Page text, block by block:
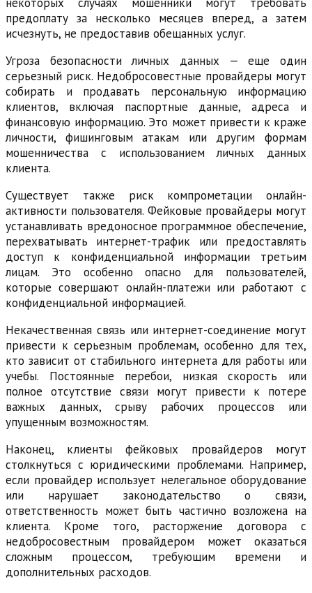
предоплату за несколько месяцев вперед, а затем
исчезнуть, не предоставив обещанных услуг.
Угроза безопасности личных данных — еще один
серьезный риск. Недобросовестные провайдеры могут
собирать и продавать персональную информацию
клиентов, включая паспортные данные, адреса и
финансовую информацию. Это может привести к краже
личности, фишинговым атакам или другим формам
мошенничества с использованием личных данных
клиента.
Существует также риск компрометации онлайн-
активности пользователя. Фейковые провайдеры могут
устанавливать вредоносное программное обеспечение,
перехватывать интернет-трафик или предоставлять
доступ к конфиденциальной информации третьим
лицам. Это особенно опасно для пользователей,
которые совершают онлайн-платежи или работают с
конфиденциальной информацией.
Некачественная связь или интернет-соединение могут
привести к серьезным проблемам, особенно для тех,
кто зависит от стабильного интернета для работы или
учебы. Постоянные перебои, низкая скорость или
полное отсутствие связи могут привести к потере
важных данных, срыву рабочих процессов или
упущенным возможностям.
Наконец, клиенты фейковых провайдеров могут
столкнуться с юридическими проблемами. Например,
если провайдер использует нелегальное оборудование
или нарушает законодательство о связи,
ответственность может быть частично возложена на
клиента. Кроме того, расторжение договора с
недобросовестным провайдером может оказаться
сложным процессом, требующим времени и
дополнительных расходов.